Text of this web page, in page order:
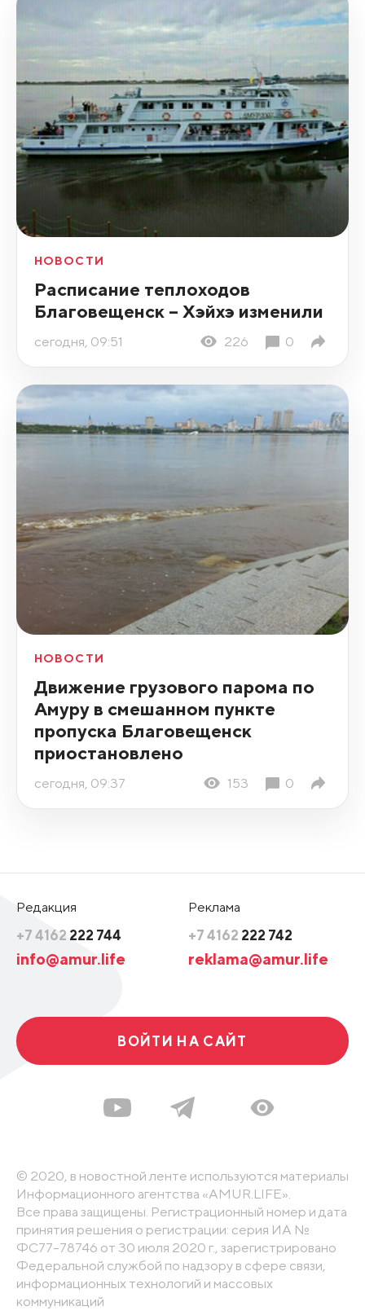
НОВОСТИ
Расписание теплоходов
Благовещенск – Хэйхэ изменили
сегодня, 09:51 226 0
НОВОСТИ
Движение грузового парома по
Амуру в смешанном пункте
пропуска Благовещенск
приостановлено
сегодня, 09:37 153 0
Редакция
+7 4162 222 744
info@amur.life
Реклама
+7 4162 222 742
reklama@amur.life
ВОЙТИ НА САЙТ
© 2020, в новостной ленте используются материалы
Информационного агентства «AMUR.LIFE».
Все права защищены. Регистрационный номер и дата
принятия решения о регистрации: серия ИА №
ФС77-78746 от 30 июля 2020 г., зарегистрировано
Федеральной службой по надзору в сфере связи,
информационных технологий и массовых
коммуникаций